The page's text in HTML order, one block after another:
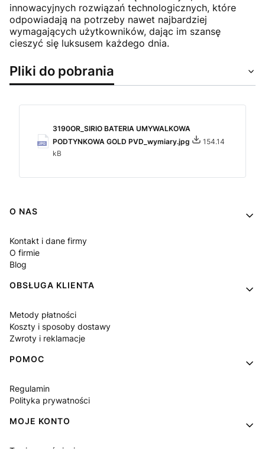
innowacyjnych rozwiązań technologicznych, które
odpowiadają na potrzeby nawet najbardziej
wymagających użytkowników, dając im szansę
cieszyć się luksusem każdego dnia.
Pliki do pobrania
3190OR_SIRIO BATERIA UMYWALKOWA
PODTYNKOWA GOLD PVD_wymiary.jpg
154.14
kB
Linki w stopce
O NAS
Kontakt i dane firmy
O firmie
Blog
OBSŁUGA KLIENTA
Metody płatności
Koszty i sposoby dostawy
Zwroty i reklamacje
POMOC
Regulamin
Polityka prywatności
MOJE KONTO